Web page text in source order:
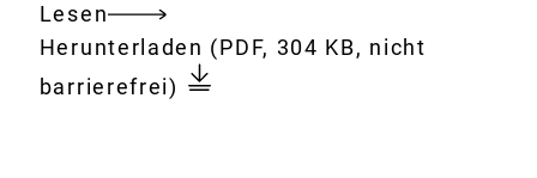
Lesen
Gesamtes
Dokument
Download:
Herunterladen cadmium-
in-
(PDF, 304 KB, nicht
barrierefrei)